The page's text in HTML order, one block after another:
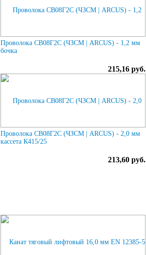
Проволока СВ08Г2С (ЧЗСМ | ARCUS) - 1,2 мм
бочка
215,16 руб.
Проволока СВ08Г2С (ЧЗСМ | ARCUS) - 2,0 мм
кассета К415/25
213,60 руб.